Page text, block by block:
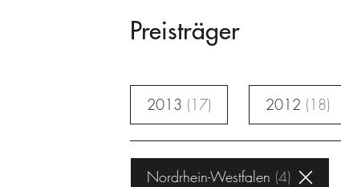
Preisträger
2013 17 2012 18
Nordrhein-Westfalen 4